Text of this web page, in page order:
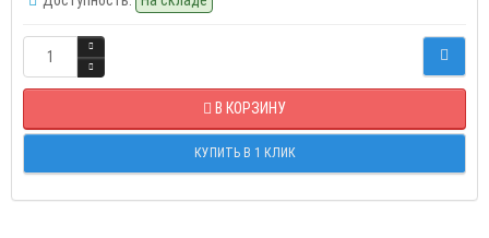
В КОРЗИНУ
КУПИТЬ В 1 КЛИК